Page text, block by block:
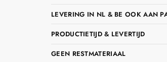
LEVERING IN NL & BE OOK AAN
PRODUCTIETIJD & LEVERTIJD
GEEN RESTMATERIAAL